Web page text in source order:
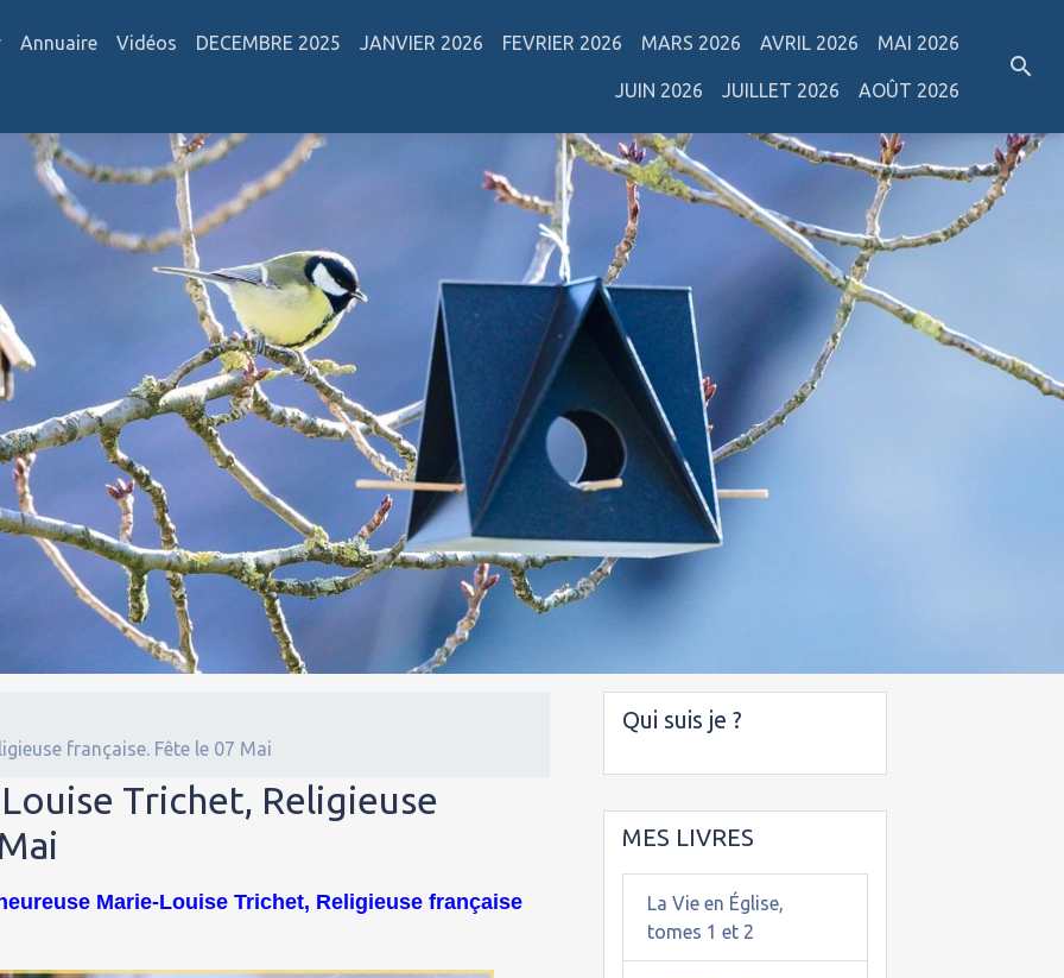
Annuaire Vidéos DECEMBRE 2025 JANVIER 2026 FEVRIER 2026 MARS 2026 AVRIL 2026 MAI 2026
JUIN 2026 JUILLET 2026 AOÛT 2026
française. Fête le 07 Mai
Trichet, Religieuse
Marie-Louise Trichet, Religieuse française
Qui suis je ?
MES LIVRES
La Vie en Église,
tomes 1 et 2